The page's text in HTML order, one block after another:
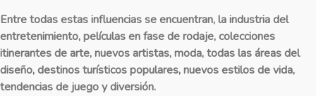
Entre todas estas influencias se encuentran, la industria del
entretenimiento, películas en fase de rodaje, colecciones
itinerantes de arte, nuevos artistas, moda, todas las áreas del
diseño, destinos turísticos populares, nuevos estilos de vida,
tendencias de juego y diversión.